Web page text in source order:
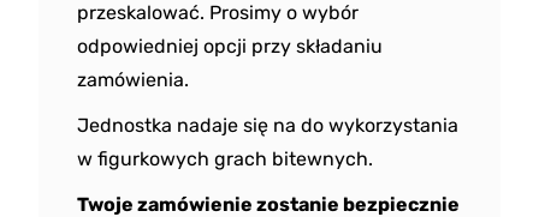
przeskalować. Prosimy o wybór
odpowiedniej opcji przy składaniu
zamówienia.
Jednostka nadaje się na do wykorzystania
w figurkowych grach bitewnych.
Twoje zamówienie zostanie bezpiecznie